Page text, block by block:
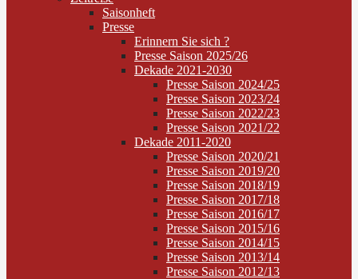
Saisonheft
Presse
Erinnern Sie sich ?
Presse Saison 2025/26
Dekade 2021-2030
Presse Saison 2024/25
Presse Saison 2023/24
Presse Saison 2022/23
Presse Saison 2021/22
Dekade 2011-2020
Presse Saison 2020/21
Presse Saison 2019/20
Presse Saison 2018/19
Presse Saison 2017/18
Presse Saison 2016/17
Presse Saison 2015/16
Presse Saison 2014/15
Presse Saison 2013/14
Presse Saison 2012/13